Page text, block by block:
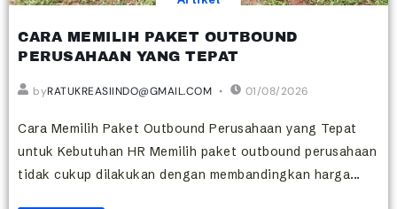
CARA MEMILIH PAKET OUTBOUND
PERUSAHAAN YANG TEPAT
byRATUKREASIINDO@GMAIL.COM 01/08/2026
Cara Memilih Paket Outbound Perusahaan yang Tepat
untuk Kebutuhan HR Memilih paket outbound perusahaan
tidak cukup dilakukan dengan membandingkan harga...